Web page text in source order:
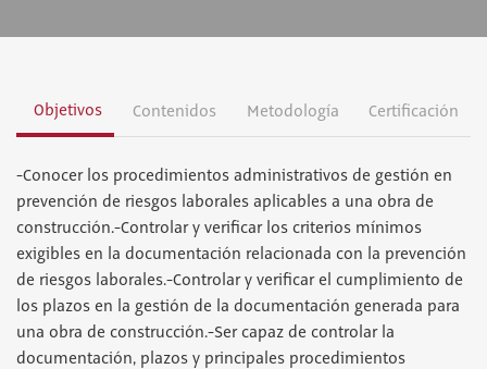
Objetivos Contenidos Metodología Certificación
-Conocer los procedimientos administrativos de gestión en
prevención de riesgos laborales aplicables a una obra de
construcción.-Controlar y verificar los criterios mínimos
exigibles en la documentación relacionada con la prevención
de riesgos laborales.-Controlar y verificar el cumplimiento de
los plazos en la gestión de la documentación generada para
una obra de construcción.-Ser capaz de controlar la
documentación, plazos y principales procedimientos